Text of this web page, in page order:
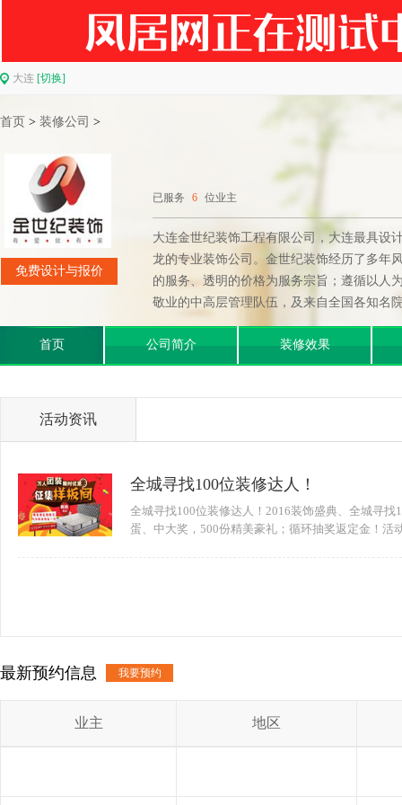
大连 [切换]
首页 > 装修公司 >
免费设计与报价
已服务 6 位业主
大连金世纪装饰工程有限公司，大连最具设
龙的专业装饰公司。金世纪装饰经历了多年
的服务、透明的价格为服务宗旨；遵循以人
敬业的中高层管理队伍，及来自全国各知名
首页 公司简介 装修效果
活动资讯
全城寻找100位装修达人！
全城寻找100位装修达人！2016装饰盛典、全城寻
蛋、中大奖，500份精美豪礼；循环抽奖返定金！
最新预约信息 我要预约
业主 地区